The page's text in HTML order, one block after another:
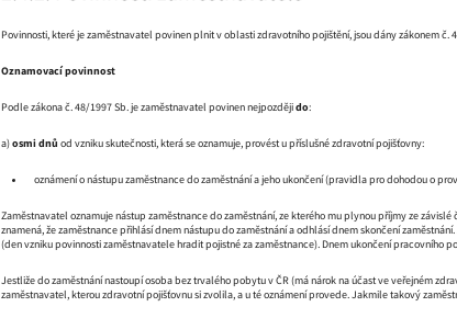
Povinnosti, které je zaměstnavatel povinen plnit v oblasti zdravotního pojištění, jsou dány zákonem č.
Oznamovací povinnost
Podle zákona č. 48/1997 Sb. je zaměstnavatel povinen nejpozdějido:
a)osmi dnů od vzniku skutečnosti, která se oznamuje, provést u příslušné zdravotní pojišťovny:
oznámení o nástupu zaměstnance do zaměstnání a jeho ukončení (pravidla pro dohodou o
Zaměstnavatel oznamuje nástup zaměstnance do zaměstnání, ze kterého mu plynou příjmy ze
znamená, že zaměstnance přihlásí dnem nástupu do zaměstnání a odhlásí dnem skončení
(den vzniku povinnosti zaměstnavatele hradit pojistné za zaměstnance). Dnem ukončení
Jestliže do zaměstnání nastoupí osoba bez trvalého pobytu v ČR (má nárok na účast ve veřejném
zaměstnavatel, kterou zdravotní pojišťovnu si zvolila, a u té oznámení provede. Jakmile takový